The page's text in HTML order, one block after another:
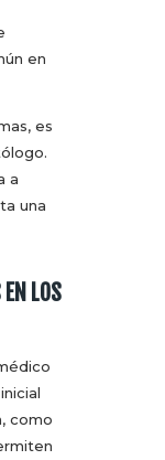
en
es
a
una
EN LOS
como